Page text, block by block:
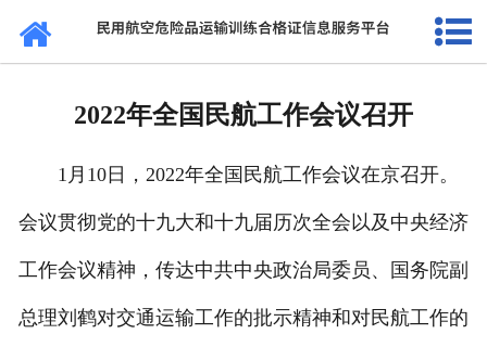
网站首页
民航要闻
2022年全国民航工作会议召开
1月10日，2022年全国民航工作会议在京召开。
会议贯彻党的十九大和十九届历次全会以及中央经济
工作会议精神，传达中共中央政治局委员、国务院副
总理刘鹤对交通运输工作的批示精神和对民航工作的